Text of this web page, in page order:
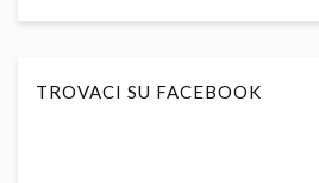
TROVACI SU FACEBOOK